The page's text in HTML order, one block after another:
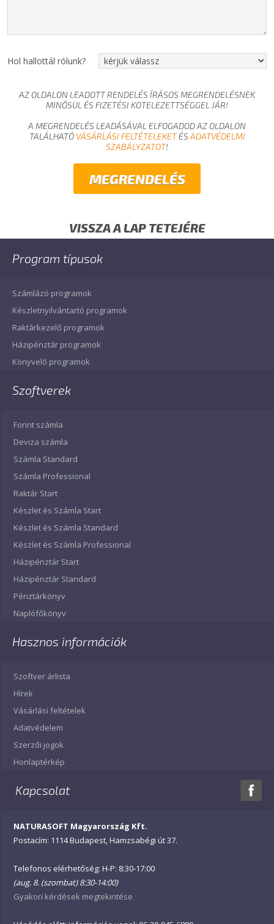
Hol hallottál rólunk?
AZ OLDALON LEADOTT RENDELÉS ÍRÁSOS MEGRENDELÉSNEK
MINŐSÜL ÉS FIZETÉSI KÖTELEZETTSÉGGEL JÁR!
A MEGRENDELÉS LEADÁSÁVAL ELFOGADOD AZ OLDALON
TALÁLHATÓ VÁSÁRLÁSI FELTÉTELEKETÉSADATVÉDELMI
SZABÁLYZATOT!
VISSZA A LAP TETEJÉRE
Program típusok
Számlázó programok
Készletnyilvántartó programok
Raktárkezelő programok
Házipénztár programok
Könyvelő programok
Szoftverek
Forint számla
Deviza számla
Számla Standard
Számla Professional
Raktár Start
Készlet és Számla Start
Készlet és Számla Standard
Készlet és Számla Professional
Házipénztár Start
Házipénztár Standard
Pénztárkönyv
Naplófőkönyv
Hasznos információk
Szoftver árlista
Hírek
Vásárlási feltételek
Adatvédelem
Szerzői jogok
Honlaptérkép
Kapcsolat
NATURASOFT Magyarország Kft.
Postacím: 1114 Budapest, Hamzsabégi út 37.
Telefonos elérhetőség: H-P: 8:30-17:00
(aug. 8. (szombat) 8:30-14:00)
Gyakori kérdések megtekintése